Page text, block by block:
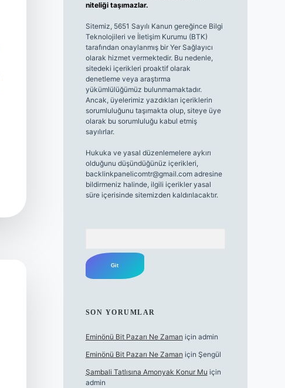
niteliği taşımazlar.
Sitemiz, 5651 Sayılı Kanun gereğince Bilgi
Teknolojileri ve İletişim Kurumu (BTK)
tarafından onaylanmış bir Yer Sağlayıcı
olarak hizmet vermektedir. Bu nedenle,
sitedeki içerikleri proaktif olarak
denetleme veya araştırma
yükümlülüğümüz bulunmamaktadır.
Ancak, üyelerimiz yazdıkları içeriklerin
sorumluluğunu taşımakta olup, siteye üye
olarak bu sorumluluğu kabul etmiş
sayılırlar.
Hukuka ve yasal düzenlemelere aykırı
olduğunu düşündüğünüz içerikleri,
backlinkpanelicomtr@gmail.comadresine
bildirmeniz halinde, ilgili içerikler yasal
süre içerisinde sitemizden kaldırılacaktır.
SON YORUMLAR
Eminönü Bit Pazarı Ne Zaman için admin
Eminönü Bit Pazarı Ne Zaman için Şengül
Şambali Tatlısına Amonyak Konur Mu için
admin